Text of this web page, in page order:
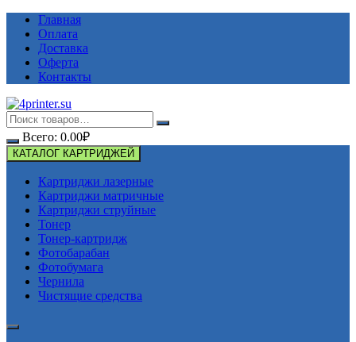
Перейти
содержимому
Главная
Оплата
Доставка
Оферта
Контакты
Всего: 0.00₽
КАТАЛОГ КАРТРИДЖЕЙ
Картриджи лазерные
Картриджи матричные
Картриджи струйные
Тонер
Тонер-картридж
Фотобарабан
Фотобумага
Чернила
Чистящие средства